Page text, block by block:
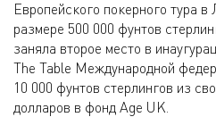
Европейского покерного тура
размере 500 000 фунтов
заняла второе место в
The Table Международной
10 000 фунтов стерлингов из
долларов в фонд Age UK.